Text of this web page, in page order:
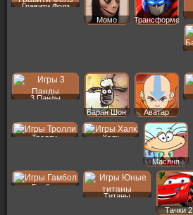
Гравити Фолз
Момо
Трансформеры
3 Панды
Баран Шон
Аватар
Тролли Халк
Масяня
Гамбол
Титаны
Тачки 2